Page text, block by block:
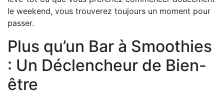
le weekend, vous trouverez toujours un moment pour
passer.
Plus qu’un Bar à Smoothies
: Un Déclencheur de Bien-
être